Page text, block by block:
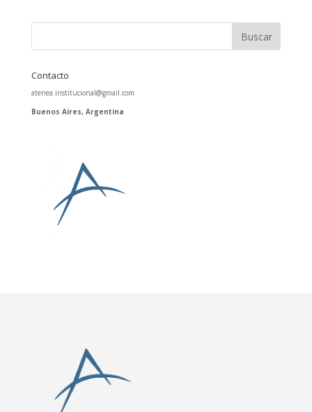
Contacto
atenea.institucional@gmail.com
Buenos Aires, Argentina